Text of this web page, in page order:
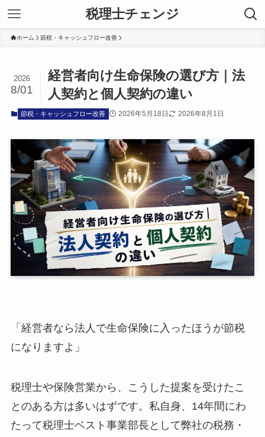
税理士チェンジ
ホーム 節税・キャッシュフロー改善
経営者向け生命保険の選び方｜法
人契約と個人契約の違い
2026
8/01
節税・キャッシュフロー改善 2026年5月18日 2026年8月1日
「経営者なら法人で生命保険に入ったほうが節税
になりますよ」
税理士や保険営業から、こうした提案を受けたこ
とのある方は多いはずです。私自身、14年間にわ
たって税理士ベスト事業部長として弊社の税務・